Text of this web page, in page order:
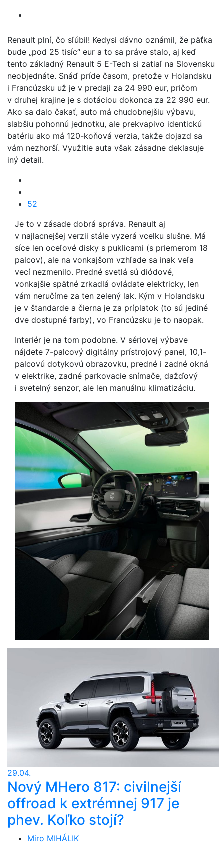
Renault plní, čo sľúbil! Kedysi dávno oznámil, že päťka
bude „pod 25 tisíc“ eur a to sa práve stalo, aj keď
tento základný Renault 5 E-Tech si zatiaľ na Slovensku
neobjednáte. Snáď príde časom, pretože v Holandsku
i Francúzsku už je v predaji za 24 990 eur, pričom
v druhej krajine je s dotáciou dokonca za 22 990 eur.
Ako sa dalo čakať, auto má chudobnejšiu výbavu,
slabšiu pohonnú jednotku, ale prekvapivo identickú
batériu ako má 120-koňová verzia, takže dojazd sa
vám nezhorší. Využitie auta však zásadne deklasuje
iný detail.
52
Je to v zásade dobrá správa. Renault aj
v najlacnejšej verzii stále vyzerá vcelku slušne. Má
síce len oceľové disky s puklicami (s priemerom 18
palcov), ale na vonkajšom vzhľade sa inak veľa
vecí nezmenilo. Predné svetlá sú diódové,
vonkajšie spätné zrkadlá ovládate elektricky, len
vám neručíme za ten zelený lak. Kým v Holandsku
je v štandarde a čierna je za príplatok (to sú jediné
dve dostupné farby), vo Francúzsku je to naopak.
Interiér je na tom podobne. V sériovej výbave
nájdete 7-palcový digitálny prístrojový panel, 10,1-
palcovú dotykovú obrazovku, predné i zadné okná
v elektrike, zadné parkovacie snímače, dažďový
i svetelný senzor, ale len manuálnu klimatizáciu.
29.04.
Nový MHero 817: civilnejší
offroad k extrémnej 917 je
phev. Koľko stojí?
Miro MIHÁLIK